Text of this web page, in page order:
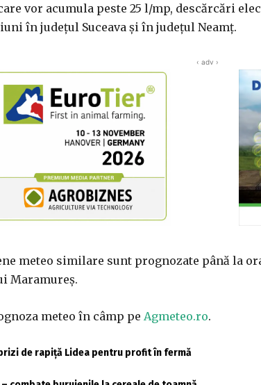
vor acumula peste 25 l/mp, descărcări
în judeţul Suceava şi în judeţul Neamţ.
‹ adv ›
meteo similare sunt prognozate până la
Maramureş.
meteo în câmp pe Agmeteo.ro.
de rapiță Lidea pentru profit în fermă